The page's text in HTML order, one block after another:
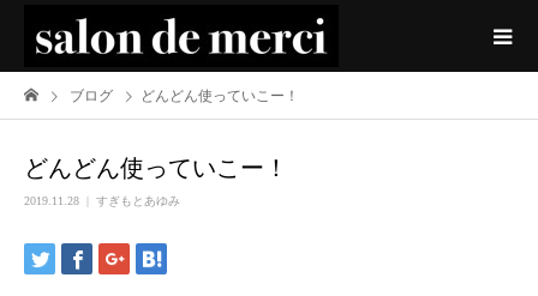
ブログ どんどん使っていこー！
どんどん使っていこー！
2019.11.28 すぎもとあゆみ